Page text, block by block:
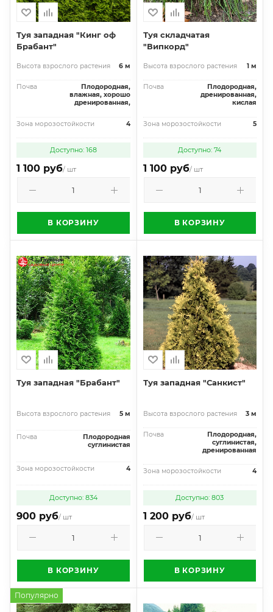
Туя западная "Кинг оф
Брабант"
Высота взрослого растения 6 м
Почва
Плодородная,
влажная, хорошо
дренированная,
Зона морозостойкости 4
Доступно: 168
1 100 руб/ шт
В КОРЗИНУ
Туя складчатая
"Випкорд"
Высота взрослого растения 1 м
Почва
Плодородная,
дренированная,
кислая
Зона морозостойкости 5
Доступно: 74
1 100 руб/ шт
В КОРЗИНУ
Туя западная "Брабант"
Высота взрослого растения 5 м
Почва
Плодородная
суглинистая
Зона морозостойкости 4
Доступно: 834
900 руб/ шт
В КОРЗИНУ
Туя западная "Санкист"
Высота взрослого растения 3 м
Почва
Плодородная,
суглинистая,
дренированная
Зона морозостойкости 4
Доступно: 803
1 200 руб/ шт
В КОРЗИНУ
Популярно